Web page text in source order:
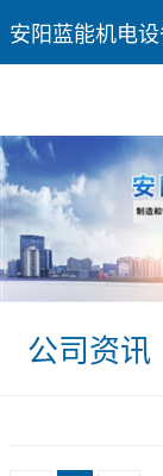
安阳蓝能机电
公司资讯